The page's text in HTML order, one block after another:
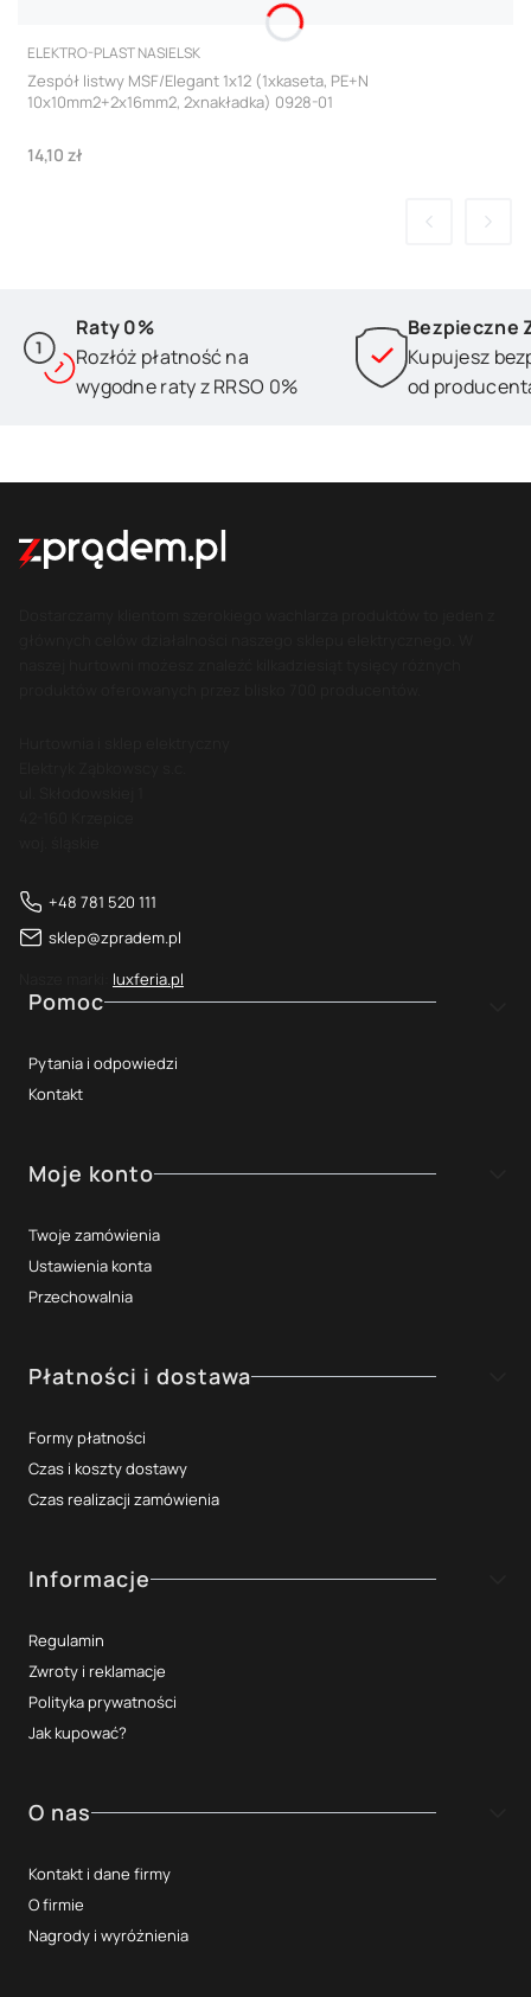
PRODUCENT
ELEKTRO-PLAST NASIELSK
Zespół listwy MSF/Elegant 1x12 (1xkaseta, PE+N
10x10mm2+2x16mm2, 2xnakładka) 0928-01
Cena
14,10 zł
Raty 0%
Rozłóż płatność na
wygodne raty z RRSO 0%
Bezpieczne
Kupujesz
od
+48 781 520 111
sklep@zpradem.pl
luxferia.pl
Linki w stopce
Pomoc
Pytania i odpowiedzi
Kontakt
Moje konto
Twoje zamówienia
Ustawienia konta
Przechowalnia
Płatności i dostawa
Formy płatności
Czas i koszty dostawy
Czas realizacji zamówienia
Informacje
Regulamin
Zwroty i reklamacje
Polityka prywatności
Jak kupować?
O nas
Kontakt i dane firmy
O firmie
Nagrody i wyróżnienia